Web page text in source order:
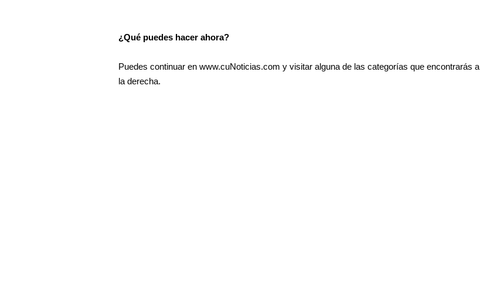
¿Qué puedes hacer ahora?
Puedes continuar en www.cuNoticias.com y visitar alguna de las categorías que encontrarás a
la derecha.